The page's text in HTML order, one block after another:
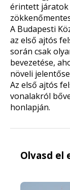
érintett járatok
A Budapesti
az első ajtós
során csak
bevezetése,
növeli
Az első ajtós
vonalakról
honlapján.
Olvasd el